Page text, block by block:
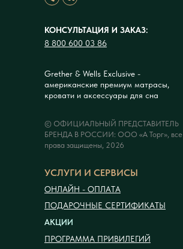
КОНСУЛЬТАЦИЯ И ЗАКАЗ:
8 800 600 03 86
Grether & Wells Exclusive -
американские премиум матрасы,
кровати и аксессуары для сна
© ОФИЦИАЛЬНЫЙ ПРЕДСТАВИТЕЛЬ
БРЕНДА В РОССИИ: ООО «А Торг», все
права защищены, 2026
УСЛУГИ И СЕРВИСЫ
АКЦИИ
ОНЛАЙН - ОПЛАТА
ПОДАРОЧНЫЕ СЕРТИФИКАТЫ
ПРОГРАММА ПРИВИЛЕГИЙ